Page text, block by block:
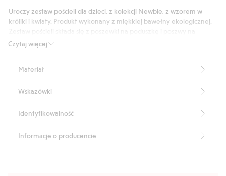
2
głosów
Czytaj więcej
Uroczy zestaw pościeli dla dzieci, z kolekcji Newbie, z wzorem w
króliki i kwiaty. Produkt wykonany z miękkiej bawełny ekologicznej.
kołdrę. Zapakowany w słodki materiałowy woreczek z takim samym
Poszewka na kołdrę: 140 x 200 cm
Produkt zawiera 100% bawełny ekologicznej.
Materiał
Wskazówki
Identyfikowalność
Informacje o producencie